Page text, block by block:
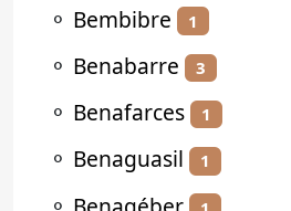
⚬ Bembibre 1
⚬ Benabarre 3
⚬ Benafarces 1
⚬ Benaguasil 1